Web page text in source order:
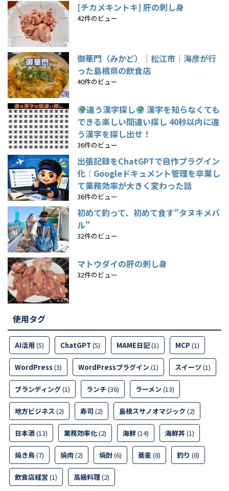
[チカメキントキ] 肝の刺し身
42件のビュー
御華門（みかど）｜松江市｜海彦が行
った島根県の飲食店
40件のビュー
違う漢字探し
漢字を知らなくても
できる楽しい間違い探し 40秒以内に違
う漢字を探し出せ！
36件のビュー
出張記録をChatGPTで自作プラグイン
化｜Googleドキュメント管理を卒業し
て業務効率が大きく変わった話
36件のビュー
初めて釣って、初めて食す"タヌキメバ
ル"
32件のビュー
マトウダイの肝の刺し身
32件のビュー
使用タグ
AI活用 (5) ChatGPT (5) MAME日記(1) MCP (1)
WordPress (3) WordPressプラグイン (1) スイーツ (1)
ブランディング(1) ランチ(36) ラーメン (13)
地方ビジネス (2) 寿司 (2) 島根スサノオマジック (2)
日本酒(13) 業務効率化(2) 海鮮(14) 海鮮丼(1)
焼き鳥(7) 焼肉 (2) 焼酎(6) 蕎麦(8) 釣り (8)
飲食店経営(1) 高級料理(2)